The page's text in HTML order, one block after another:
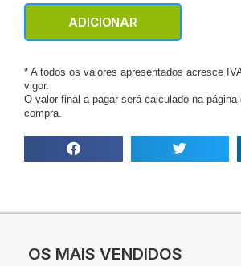
ADICIONAR
* A todos os valores apresentados acresce
vigor.
O valor final a pagar será calculado na
compra.
OS MAIS VENDIDOS